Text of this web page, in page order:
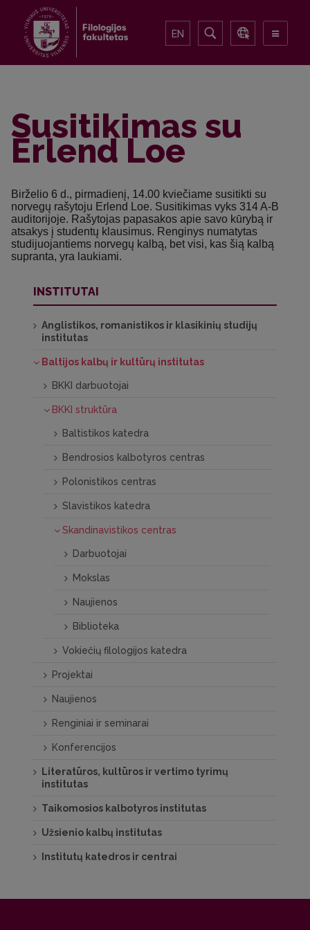
EN
Susitikimas su
Erlend Loe
Birželio 6 d., pirmadienį, 14.00 kviečiame susitikti su
norvegų rašytoju Erlend Loe. Susitikimas vyks 314 A-B
auditorijoje. Rašytojas papasakos apie savo kūrybą ir
atsakys į studentų klausimus. Renginys numatytas
studijuojantiems norvegų kalbą, bet visi, kas šią kalbą
supranta, yra laukiami.
INSTITUTAI
Anglistikos, romanistikos ir klasikinių studijų
institutas
Baltijos kalbų ir kultūrų institutas
BKKI darbuotojai
BKKI struktūra
Baltistikos katedra
Bendrosios kalbotyros centras
Polonistikos centras
Slavistikos katedra
Skandinavistikos centras
Darbuotojai
Mokslas
Naujienos
Biblioteka
Vokiečių filologijos katedra
Projektai
Naujienos
Renginiai ir seminarai
Konferencijos
Literatūros, kultūros ir vertimo tyrimų
institutas
Taikomosios kalbotyros institutas
Užsienio kalbų institutas
Institutų katedros ir centrai